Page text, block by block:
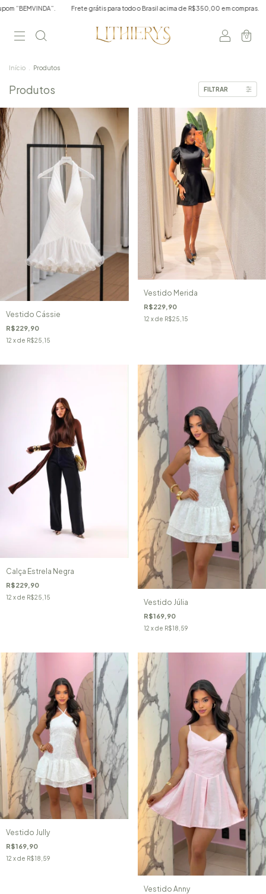
todo o Brasil acima de R$350,00 em compras. Primeira compra? Use o cupom
0
Início Produtos
Produtos FILTRAR
Vestido Cássie
R$229,90
12 x de R$25,15
Vestido Merida
R$229,90
12 x de R$25,15
Calça Estrela Negra
R$229,90
12 x de R$25,15
Vestido Júlia
R$169,90
12 x de R$18,59
Vestido Jully
R$169,90
12 x de R$18,59
Vestido Anny